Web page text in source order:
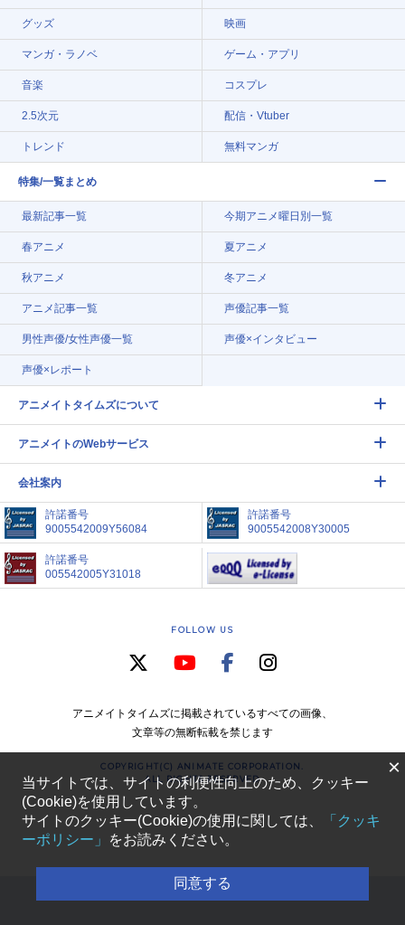
グッズ 映画
マンガ・ラノベ ゲーム・アプリ
音楽 コスプレ
2.5次元 配信・Vtuber
トレンド 無料マンガ
特集/一覧まとめ
最新記事一覧 今期アニメ曜日別一覧
春アニメ 夏アニメ
秋アニメ 冬アニメ
アニメ記事一覧 声優記事一覧
男性声優/女性声優一覧 声優×インタビュー
声優×レポート
アニメイトタイムズについて
アニメイトのWebサービス
会社案内
許諾番号
9005542009Y56084
許諾番号
9005542008Y30005
許諾番号
005542005Y31018
FOLLOW US
アニメイトタイムズに掲載されているすべての画像、
文章等の無断転載を禁じます
COPYRIGHT(C) ANIMATE CORPORATION.
ALL RIGHTS RESERVED
×
当サイトでは、サイトの利便性向上のため、クッキー
(Cookie)を使用しています。
サイトのクッキー(Cookie)の使用に関しては、
「クッキ
ーポリシー」
をお読みください。
同意する